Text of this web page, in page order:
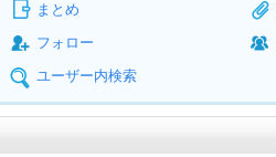
まとめ
フォロー
ユーザー内検索